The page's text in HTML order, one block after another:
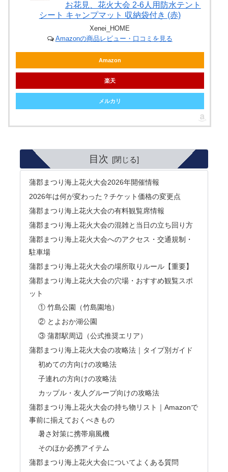
お花見、花火大会 2-6人用防水テント
シート キャンプマット 収納袋付き (赤)
Xenei_HOME
Amazonの商品レビュー・口コミを見る
Amazon
楽天
メルカリ
目次
蒲郡まつり海上花火大会2026年開催情報
2026年は何が変わった？チケット価格の変更点
蒲郡まつり海上花火大会の有料観覧席情報
蒲郡まつり海上花火大会の混雑と当日の立ち回り方
蒲郡まつり海上花火大会へのアクセス・交通規制・
駐車場
蒲郡まつり海上花火大会の場所取りルール【重要】
蒲郡まつり海上花火大会の穴場・おすすめ観覧スポ
ット
① 竹島公園（竹島園地）
② とよおか湖公園
③ 蒲郡駅周辺（公式推奨エリア）
蒲郡まつり海上花火大会の攻略法｜タイプ別ガイド
初めての方向けの攻略法
子連れの方向けの攻略法
カップル・友人グループ向けの攻略法
蒲郡まつり海上花火大会の持ち物リスト｜Amazonで
事前に揃えておくべきもの
暑さ対策に携帯扇風機
そのほか必携アイテム
蒲郡まつり海上花火大会についてよくある質問